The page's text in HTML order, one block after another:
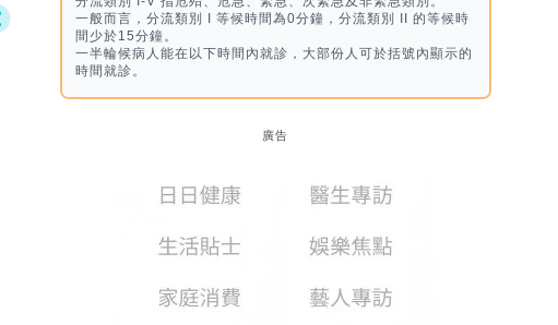
一般而言，分流類別 I 等候時間為0分鐘，分流類別 II 的等候時
間少於15分鐘。
一半輪候病人能在以下時間內就診，大部份人可於括號內顯示的
時間就診。
廣告